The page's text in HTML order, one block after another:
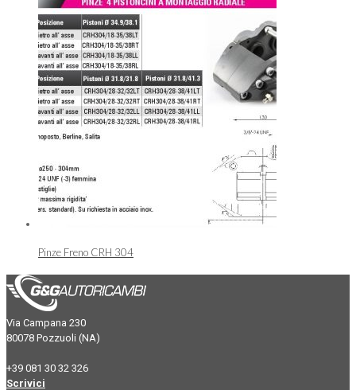
Pinze Freno CRH 304
Via Campana 230
80078 Pozzuoli (NA)
+39 081 30 32 326
Scrivici